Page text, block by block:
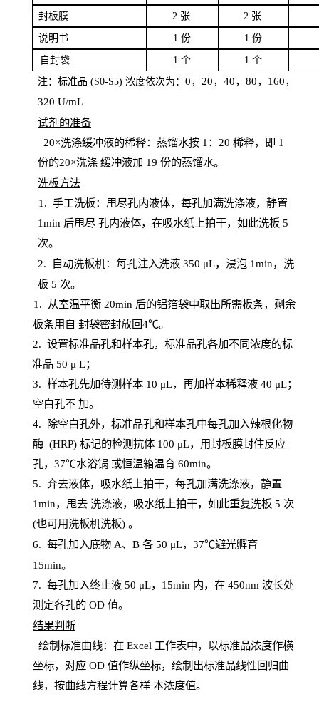
封板膜 2 张 2 张
说明书 1 份 1 份
自封袋 1 个 1 个
注：标准品 (S0-S5) 浓度依次为： 0，20，40，80，160，
320 U/mL
试剂的准备
20×洗涤缓冲液的稀释：蒸馏水按 1：20 稀释，即 1
份的20×洗涤 缓冲液加 19 份的蒸馏水。
洗板方法
1. 手工洗板：甩尽孔内液体，每孔加满洗涤液，静置
1min 后甩尽 孔内液体，在吸水纸上拍干，如此洗板 5
次。
2.
自动洗板机：每孔注入洗液 350 μL，浸泡 1min，洗
板 5 次。
1 . 从室温平衡 20min 后的铝箔袋中取出所需板条，剩余
板条用自 封袋密封放回4℃。
2. 设置标准品孔和样本孔，标准品孔各加不同浓度的标
准品 50 μ L；
3. 样本孔先加待测样本 10 μL，再加样本稀释液 40 μL；
空白孔不 加。
4.
除空白孔外，标准品孔和样本孔中每孔加入辣根化物
酶 (HRP) 标记的检测抗体 100 μL，用封板膜封住反应
孔， 37℃水浴锅 或恒温箱温育60min。
5. 弃去液体，吸水纸上拍干，每孔加满洗涤液，静置
1min，甩去 洗涤液，吸水纸上拍干，如此重复洗板 5 次
(也可用洗板机洗板) 。
6. 每孔加入底物A、B 各 50 μL，37℃避光孵育
15min。
7. 每孔加入终止液 50 μL， 15min 内，在450nm 波长处
测定各孔的 OD 值。
结果判断
绘制标准曲线：在 Excel 工作表中，以标准品浓度作横
坐标，对应OD 值作纵坐标，绘制出标准品线性回归曲
线，按曲线方程计算各样 本浓度值。